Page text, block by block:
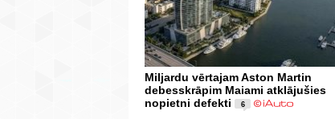
Miljardu vērtajam Aston Martin
debesskrāpim Maiami atklājušies
nopietni defekti
6